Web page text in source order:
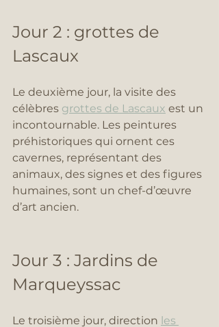
Jour 2 : grottes de
Lascaux
Le deuxième jour, la visite des
célèbres grottes de Lascaux est un
incontournable. Les peintures
préhistoriques qui ornent ces
cavernes, représentant des
animaux, des signes et des figures
humaines, sont un chef-d’œuvre
d’art ancien.
Jour 3 : Jardins de
Marqueyssac
Le troisième jour, direction les